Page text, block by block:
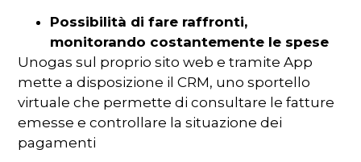
Possibilità di fare raffronti,
monitorando costantemente le spese
Unogas sul proprio sito web e tramite App
mette a disposizione il CRM, uno sportello
virtuale che permette di consultare le fatture
emesse e controllare la situazione dei
pagamenti